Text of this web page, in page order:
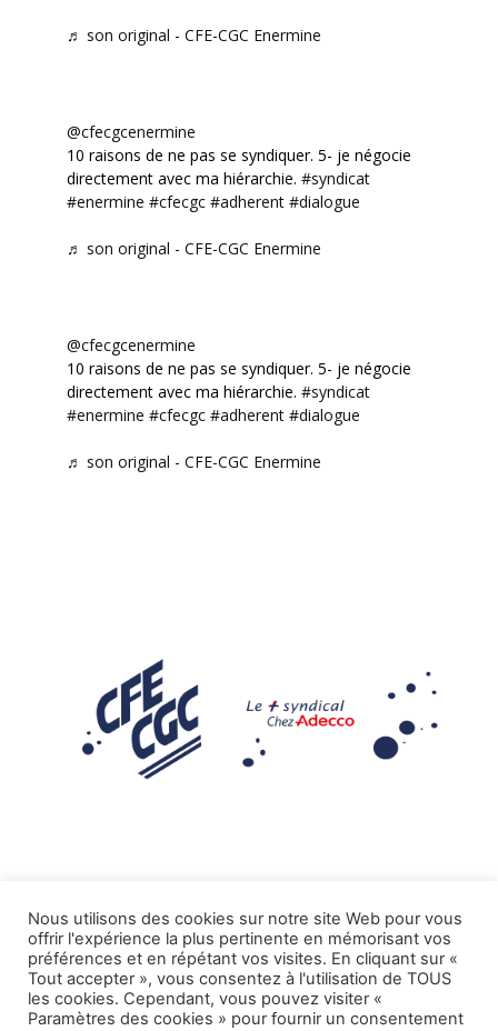
♬ son original - CFE-CGC Enermine
@cfecgcenermine
10 raisons de ne pas se syndiquer. 5- je négocie
directement avec ma hiérarchie. #syndicat
#enermine #cfecgc #adherent #dialogue
♬ son original - CFE-CGC Enermine
@cfecgcenermine
10 raisons de ne pas se syndiquer. 5- je négocie
directement avec ma hiérarchie. #syndicat
#enermine #cfecgc #adherent #dialogue
♬ son original - CFE-CGC Enermine
Mentions légales
Tous droits réservés CFE-CGC ADECCO.
Nous utilisons des cookies sur notre site Web pour vous
offrir l'expérience la plus pertinente en mémorisant vos
préférences et en répétant vos visites. En cliquant sur «
Tout accepter », vous consentez à l'utilisation de TOUS
les cookies. Cependant, vous pouvez visiter «
Paramètres des cookies » pour fournir un consentement